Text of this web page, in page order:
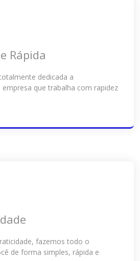
Rápida
dedicada a
empresa que trabalha com rapidez
fazemos todo o
de forma simples, rápida e